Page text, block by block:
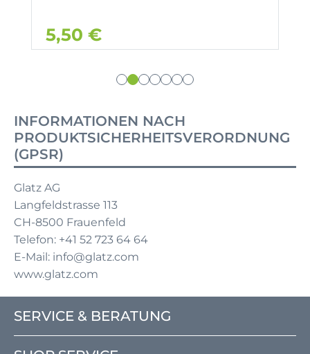
5,50 €
INFORMATIONEN NACH
PRODUKTSICHERHEITSVERORDNUNG
(GPSR)
Glatz AG
Langfeldstrasse 113
CH-8500 Frauenfeld
Telefon: +41 52 723 64 64
E-Mail: info@glatz.com
www.glatz.com
SERVICE & BERATUNG